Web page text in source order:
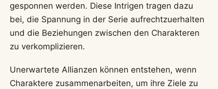
gesponnen werden. Diese Intrigen tragen dazu
bei, die Spannung in der Serie aufrechtzuerhalten
und die Beziehungen zwischen den Charakteren
zu verkomplizieren.
Unerwartete Allianzen können entstehen, wenn
Charaktere zusammenarbeiten, um ihre Ziele zu